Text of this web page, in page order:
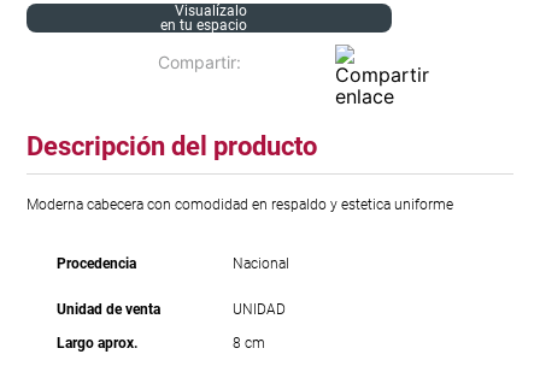
Visualízalo
en tu espacio
Descripción del producto
Moderna cabecera con comodidad en respaldo y estetica uniforme
Procedencia Nacional
Unidad de venta
UNIDAD
Largo aprox.
8 cm